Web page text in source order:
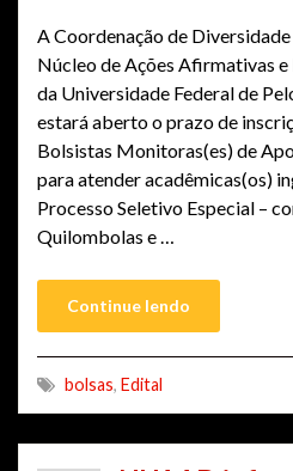
A Coordenação de
Núcleo de Ações Afirmativas
da Universidade Federal de
estará aberto o prazo de
Bolsistas Monitoras(es) de
para atender acadêmicas(os)
Processo Seletivo Especial –
Quilombolas e …
Continue lendo
bolsas, Edital